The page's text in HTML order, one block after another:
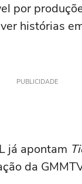
por
histórias
PUBLICIDADE
já apontam
da